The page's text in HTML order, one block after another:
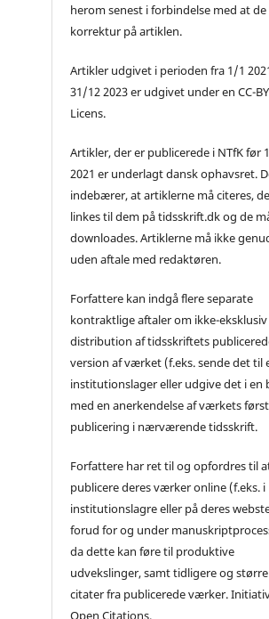
herom senest i forbindelse med at
korrektur på artiklen.
Artikler udgivet i perioden fra 1/1
31/12 2023 er udgivet under en CC-
Licens.
Artikler, der er publicerede i NTfK før
2021 er underlagt dansk ophavsret.
indebærer, at artiklerne må citeres,
linkes til dem på tidsskrift.dk og de
downloades. Artiklerne må ikke
uden aftale med redaktøren.
Forfattere kan indgå flere separate
kontraktlige aftaler om ikke-eksklusiv
distribution af tidsskriftets
version af værket (f.eks. sende det til
institutionslager eller udgive det i en
med en anerkendelse af værkets
publicering i nærværende tidsskrift.
Forfattere har ret til og opfordres til
publicere deres værker online (f.eks. i
institutionslagre eller på deres
forud for og under
da dette kan føre til produktive
udvekslinger, samt tidligere og større
citater fra publicerede værker.
Open Citations.